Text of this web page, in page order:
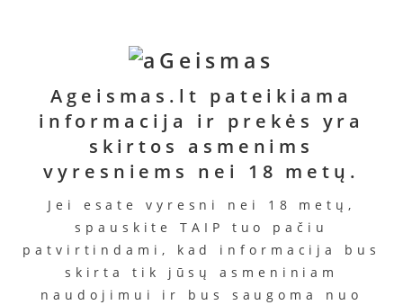
Ageismas.lt pateikiama
informacija ir prekės yra
skirtos asmenims
vyresniems nei 18 metų.
Jei esate vyresni nei 18 metų,
spauskite TAIP tuo pačiu
patvirtindami, kad informacija bus
skirta tik jūsų asmeniniam
naudojimui ir bus saugoma nuo
Lubrikantas
„Pjur
15.99
Į
krepšelį
Valiklis
„Pjur
Medical“
11.99
€
krepšelį
Lubrikantas
„Pjur
Analyse
Me“
Kaina
17.99
€
Į
krepšelį
Kaina
15.99
11.98
Daugiau